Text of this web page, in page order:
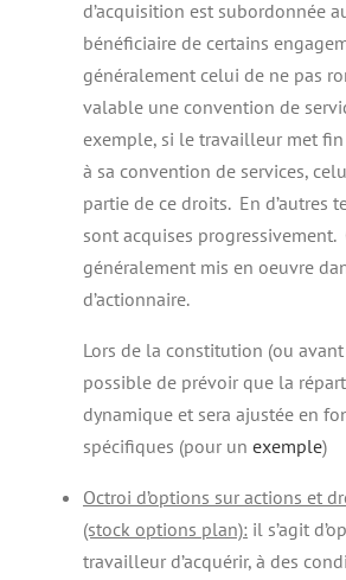
d’acquisition est subordonnée
bénéficiaire de certains
généralement celui de ne pas
valable une convention de
exemple, si le travailleur met
à sa convention de services,
partie de ce droits. En d’autres
sont acquises progressivement.
généralement mis en oeuvre
d’actionnaire.
Lors de la constitution (ou
possible de prévoir que la
dynamique et sera ajustée en
spécifiques (pour un exemple)
Octroi d’options sur actions et
(stock options plan): il s’agit
travailleur d’acquérir, à des